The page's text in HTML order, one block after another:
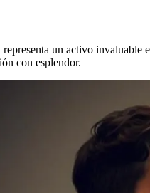
un activo invaluable
con esplendor.